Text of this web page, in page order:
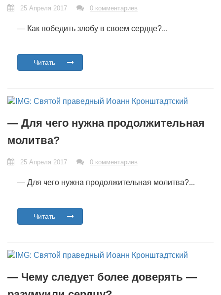
25 Апреля 2017 0 комментариев
— Как победить злобу в своем сердце?...
Читать
— Для чего нужна продолжительная
молитва?
25 Апреля 2017 0 комментариев
— Для чего нужна продолжительная молитва?...
Читать
— Чему следует более доверять —